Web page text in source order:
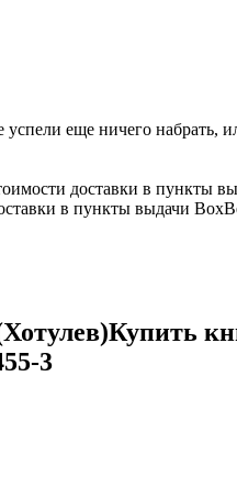
еще ничего набрать,
доставки в пункты
в пункты выдачи
Купить
3